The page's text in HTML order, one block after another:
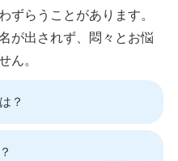
ずらうことがあります。
が出されず、悶々とお悩
ん。
？